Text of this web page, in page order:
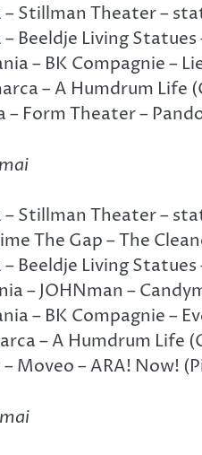
Stillman Theater –
Beeldje Living
– BK Compagnie –
– A Humdrum Life
– Form Theater –
Stillman Theater –
The Gap – The
Beeldje Living
– JOHNman –
– BK Compagnie –
– A Humdrum Life
Moveo – ARA! Now!